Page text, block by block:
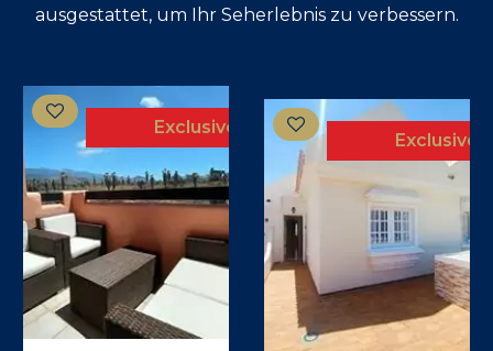
ausgestattet, um Ihr Seherlebnis zu verbessern.
Exclusive
Exclusive